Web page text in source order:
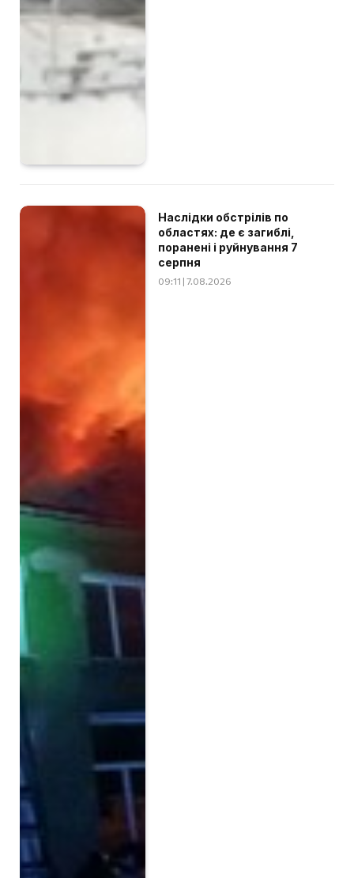
Наслідки обстрілів по
областях: де є загиблі,
поранені і руйнування 7
серпня
09:11 | 7.08.2026